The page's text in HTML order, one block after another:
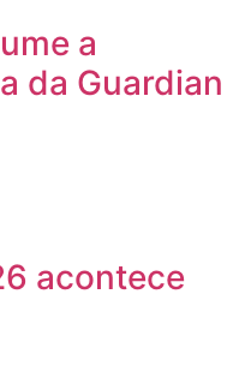
a
da Guardian
acontece